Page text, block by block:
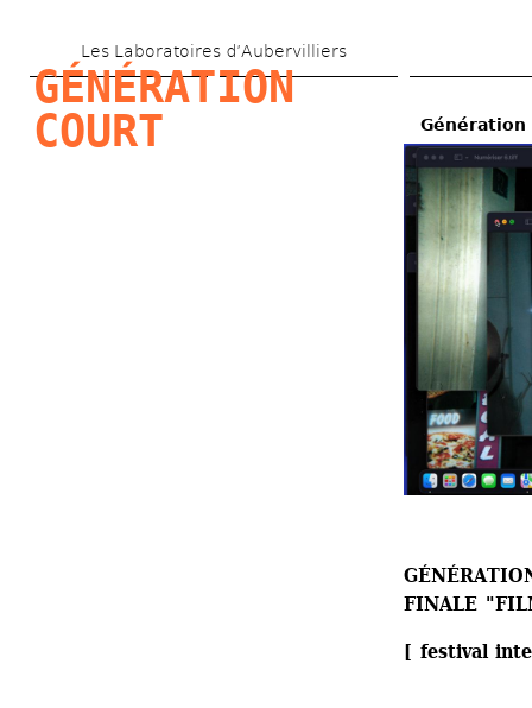
au
contenu
Les Laboratoires d’Aubervilliers
GÉNÉRATION
COURT
FINALE
[ festival